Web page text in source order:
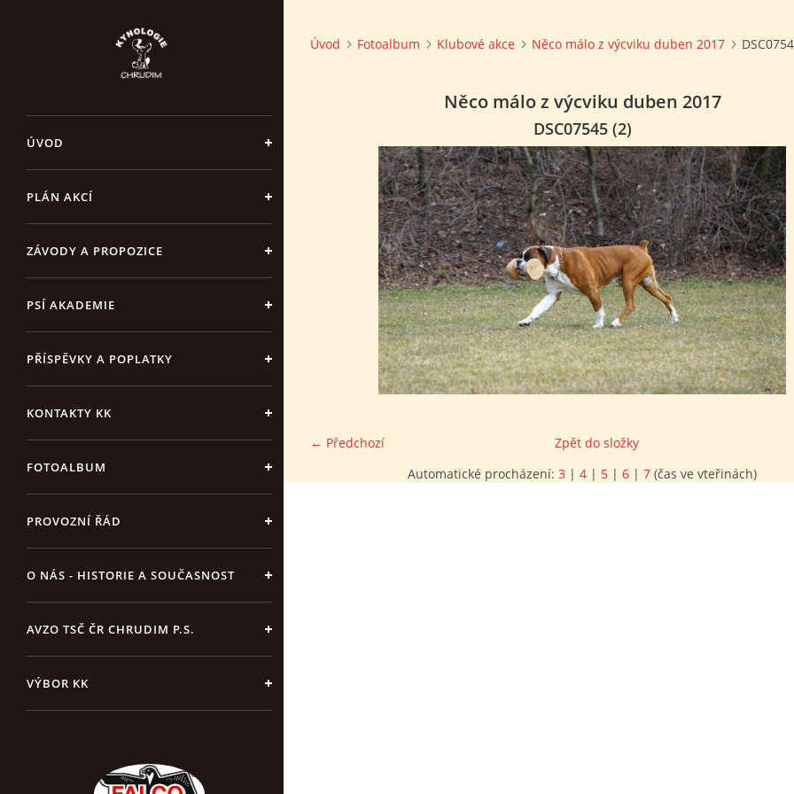
ÚVOD
PLÁN AKCÍ
ZÁVODY A PROPOZICE
PSÍ AKADEMIE
PŘÍSPĚVKY A POPLATKY
KONTAKTY KK
FOTOALBUM
PROVOZNÍ ŘÁD
O NÁS - HISTORIE A SOUČASNOST
AVZO TSČ ČR CHRUDIM P.S.
VÝBOR KK
Úvod Fotoalbum Klubové akce Něco málo z výcviku duben 2017
Něco málo z výcviku duben 2017
DSC07545 (2)
← Předchozí
Zpět do složky
Automatické procházení: 3 | 4 | 5 | 6 | 7 (čas ve vteřinách)